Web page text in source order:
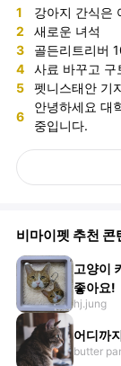
1 강아지 간식은
2 새로운 녀석
3 골든리트리버
4 사료 바꾸고 구
5 펫니스태안 기
6
안녕하세요 대
중입니다.
비마이펫 추천 콘
고양이
좋아요!
hj.jung
어디까
butter